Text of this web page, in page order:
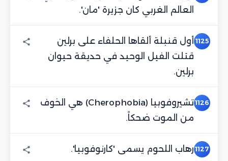
العالم الغربي كان جزيرة 'مان'.
1125 أول قنبلة ألقاها الحلفاء على برلين
قتلت الفيل الوحيد في حديقة حيوان
برلين.
1126
تشيروفوبيا (Cherophobia) هي الخوف
من الموت ضحكاً.
1127 رهاب اللحوم يسمى 'كارنوفوبيا'.